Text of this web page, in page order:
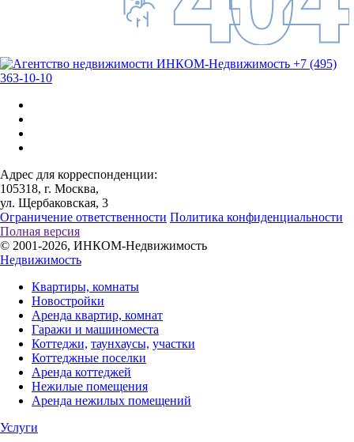
+7 (495)
363-10-10
Адрес для корреспонденции:
105318, г. Москва,
ул. Щербаковская, 3
Ограничение ответственности Политика конфиденциальности
Полная версия
© 2001-2026, ИНКОМ-Недвижимость
Недвижимость
Квартиры, комнаты
Новостройки
Аренда квартир, комнат
Гаражи и машиноместа
Коттеджи, таунхаусы, участки
Коттеджные поселки
Аренда коттеджей
Нежилые помещения
Аренда нежилых помещений
Услуги